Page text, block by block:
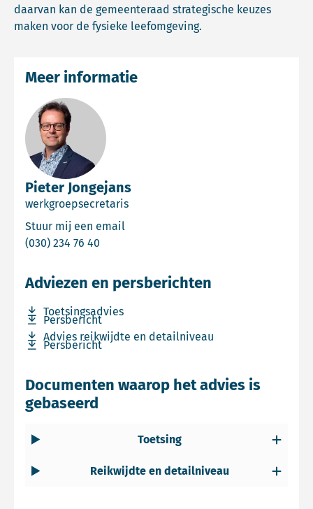
daarvan kan de gemeenteraad strategische keuzes
maken voor de fysieke leefomgeving.
Pieter Jongejans
werkgroepsecretaris
Stuur mij een email
(030) 234 76 40
Meer informatie
Adviezen en persberichten
Toetsingsadvies
Download bestand Toetsingsadvies
Persbericht
Download bestand Persbericht
Advies reikwijdte en detailniveau
Download bestand Advies reikwijdte en detailniveau
Persbericht
Download bestand Persbericht
Documenten waarop het advies is
gebaseerd
Toetsing
Reikwijdte en detailniveau